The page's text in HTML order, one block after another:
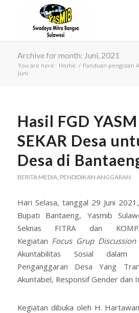
Archive for month: Juni, 2021
You are here: Home / Panduan pengisian
Juni
Hasil FGD
SEKAR Desa
Desa di
BERITA MEDIA, PENDIDIKAN ANGGARAN
Hari Selasa, tanggal 29 Juni
Bupati Bantaeng, Yasmib
Seknas FITRA dan
Kegiatan Focus Grup Discussion
Akuntabilitas Sosial dalam
Penganggaran Desa Yang
Akuntabel, Responsif Gender dan
Kegiatan dibuka oleh H.